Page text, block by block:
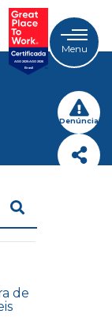
Menu
Denúncia
de